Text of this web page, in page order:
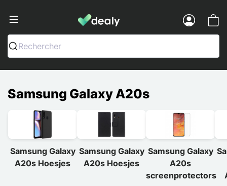
Dealy - Telefoonhoesjes en
Rechercher
Samsung Galaxy A20s
Samsung Galaxy
A20s Hoesjes
Samsung Galaxy
A20s Hoesjes
Samsung Galaxy
A20s
screenprotectors